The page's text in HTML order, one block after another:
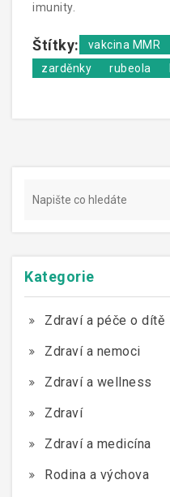
imunity.
Štítky: vakcina MMR
zarděnky
rubeola
Kategorie
Zdraví a péče o dítě
Zdraví a nemoci
Zdraví a wellness
Zdraví
Zdraví a medicína
Rodina a výchova